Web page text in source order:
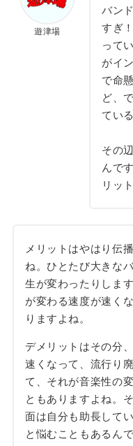
遊津場
バン
すぎ
って
がイ
で命
ど、
てい
その
んで
リッ
メリットはやはり伝
ね。ひとたび大きな
生が変わったりしま
が変わる速度が速く
りますよね。
デメリットはその分
速くなって、流行り
て、それが音楽性の
ともありますよね。
面は自分も助長して
と悩むこともあるん